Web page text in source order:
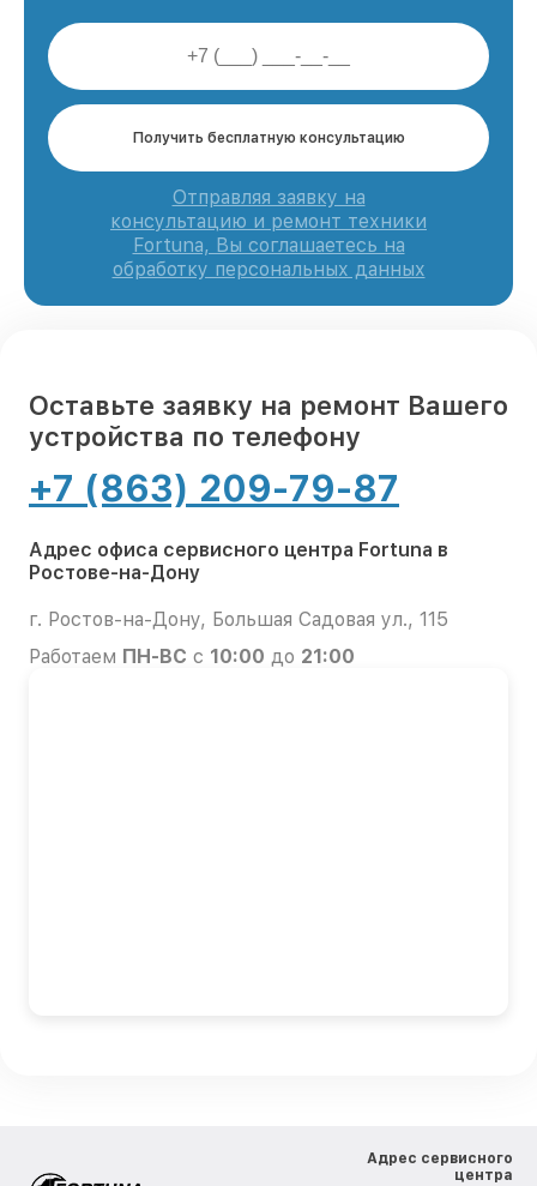
Получить бесплатную консультацию
Отправляя заявку на
консультацию и ремонт техники
Fortuna, Вы соглашаетесь на
обработку персональных данных
Оставьте заявку на ремонт Вашего
устройства по телефону
+7 (863) 209-79-87
Адрес офиса сервисного центра Fortuna в
Ростове-на-Дону
г. Ростов-на-Дону, Большая Садовая ул., 115
Работаем ПН-ВС с 10:00 до 21:00
Адрес сервисного
центра